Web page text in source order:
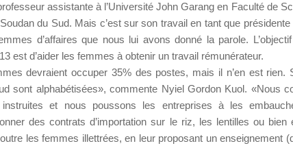
assistante à l’Université John Garang en Faculté de
du Sud. Mais c’est sur son travail en tant que présidente
d’affaires que nous lui avons donné la parole.
est d’aider les femmes à obtenir un travail rémunérateur.
devraient occuper 35% des postes, mais il n’en est rien.
sont alphabétisées», commente Nyiel Gordon Kuol. «Nous
et nous poussons les entreprises à les
des contrats d’importation sur le riz, les lentilles ou bien
les femmes illettrées, en leur proposant un enseignement